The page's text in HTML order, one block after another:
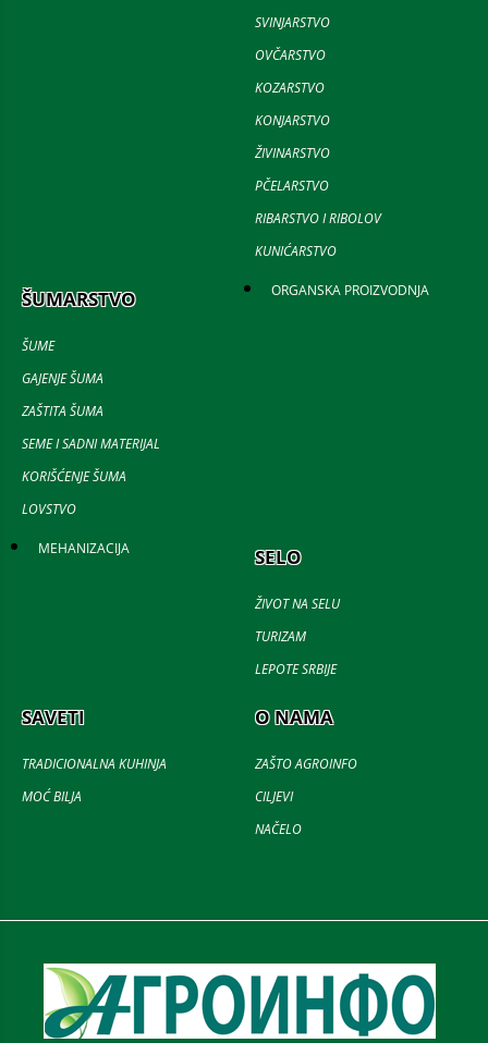
SVINJARSTVO
OVČARSTVO
KOZARSTVO
KONJARSTVO
ŽIVINARSTVO
PČELARSTVO
RIBARSTVO I RIBOLOV
KUNIĆARSTVO
ŠUMARSTVO
ŠUME
GAJENJE ŠUMA
ZAŠTITA ŠUMA
SEME I SADNI MATERIJAL
KORIŠĆENJE ŠUMA
LOVSTVO
ORGANSKA PROIZVODNJA
MEHANIZACIJA SELO
ŽIVOT NA SELU
TURIZAM
LEPOTE SRBIJE
SAVETI
TRADICIONALNA KUHINJA
MOĆ BILJA
O NAMA
ZAŠTO AGROINFO
CILJEVI
NAČELO